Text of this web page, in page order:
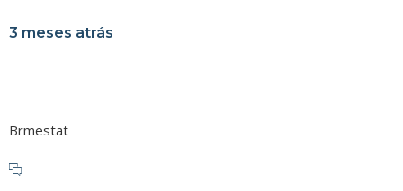
3 meses atrás
Brmestat